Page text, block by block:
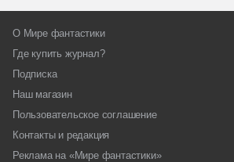
О Мире фантастики
Где купить журнал?
Подписка
Наш магазин
Пользовательское соглашение
Контакты и редакция
Реклама на «Мире фантастики»